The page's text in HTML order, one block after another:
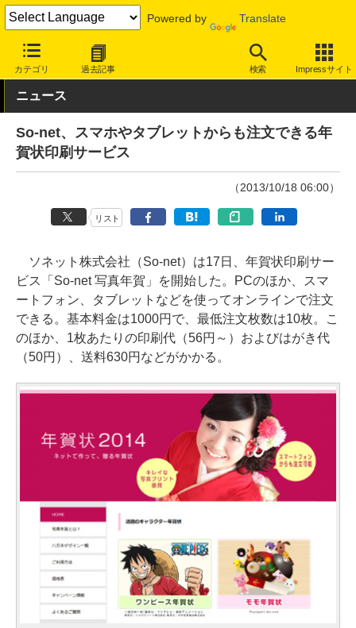
Powered by Translate
カテゴリ 過去記事 検索 Impressサイト
INTERNET Watch サービス/ソフト サービス その他
ニュース
So-net、スマホやタブレットからも注文できる年
賀状印刷サービス
（2013/10/18 06:00）
リスト
ソネット株式会社（So-net）は17日、年賀状印刷サー
ビス「So-net 写真年賀」を開始した。PCのほか、スマ
ートフォン、タブレットなどを使ってオンラインで注文
できる。基本料金は1000円で、最低注文枚数は10枚。こ
のほか、1枚あたりの印刷代（56円～）およびはがき代
（50円）、送料630円などがかかる。